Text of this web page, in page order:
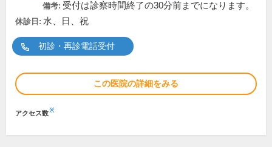
備考: 受付は診察時間終了の30分前までになります。
休診日: 水、日、祝
初診・再診電話受付
この医院の詳細をみる
アクセス数※